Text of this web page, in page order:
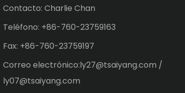
Contacto: Charlie Chan
Teléfono: +86-760-23759163
Fax: +86-760-23759197
Correo electrónico:ly27@tsaiyang.com /
ly07@tsaiyang.com